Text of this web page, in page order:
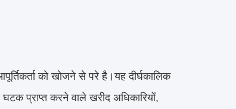
को खोजने से परे है।यह दीर्घकालिक
प्राप्त करने वाले खरीद अधिकारियों,